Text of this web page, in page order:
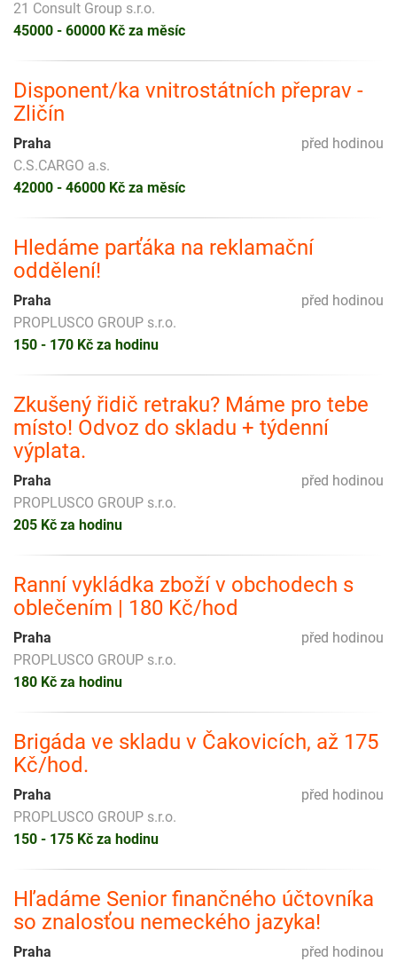
21 Consult Group s.r.o.
45000 - 60000 Kč za měsíc
Disponent/ka vnitrostátních přeprav -
Zličín
před hodinou
Praha
C.S.CARGO a.s.
42000 - 46000 Kč za měsíc
Hledáme parťáka na reklamační
oddělení!
před hodinou
Praha
PROPLUSCO GROUP s.r.o.
150 - 170 Kč za hodinu
Zkušený řidič retraku? Máme pro tebe
místo! Odvoz do skladu + týdenní
výplata.
před hodinou
Praha
PROPLUSCO GROUP s.r.o.
205 Kč za hodinu
Ranní vykládka zboží v obchodech s
oblečením | 180 Kč/hod
před hodinou
Praha
PROPLUSCO GROUP s.r.o.
180 Kč za hodinu
Brigáda ve skladu v Čakovicích, až 175
Kč/hod.
před hodinou
Praha
PROPLUSCO GROUP s.r.o.
150 - 175 Kč za hodinu
Hľadáme Senior finančného účtovníka
so znalosťou nemeckého jazyka!
před hodinou
Praha